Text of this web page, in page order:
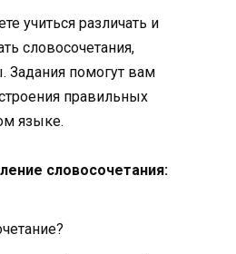
учиться различать и
словосочетания,
Задания помогут вам
правильных
языке.
словосочетания: